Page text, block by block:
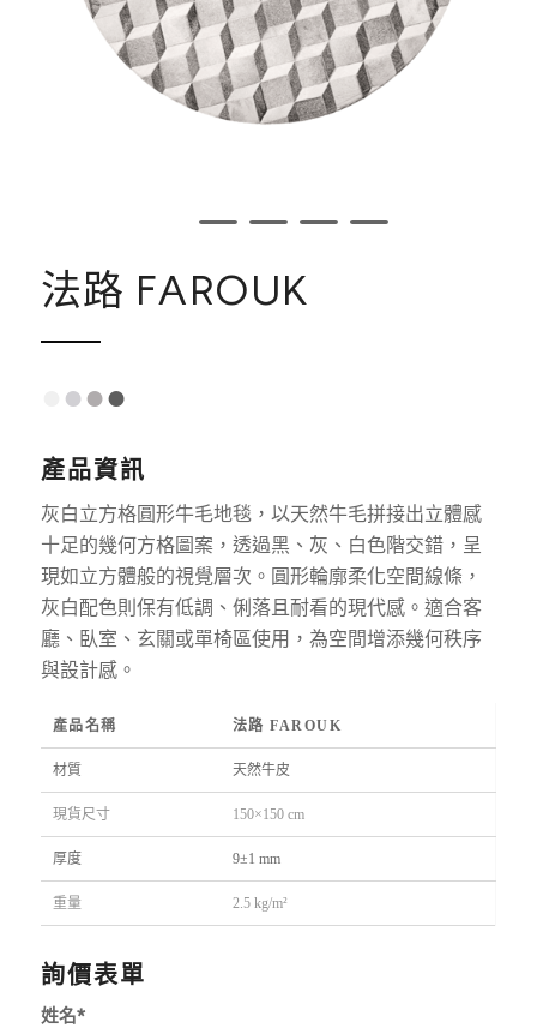
法路 FAROUK
●●●
產品資訊
灰白立方格圓形牛毛地毯，以天然牛毛拼接出立體感
十足的幾何方格圖案，透過黑、灰、白色階交錯，呈
現如立方體般的視覺層次。圓形輪廓柔化空間線條，
灰白配色則保有低調、俐落且耐看的現代感。適合客
廳、臥室、玄關或單椅區使用，為空間增添幾何秩序
與設計感。
產品名稱 法路 FAROUK
材質 天然牛皮
現貨尺寸 150×150 cm
厚度 9±1 mm
重量 2.5 kg/m²
詢價表單
姓名*